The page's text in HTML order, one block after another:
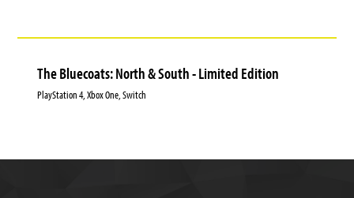
The Bluecoats: North & South - Limited Edition
PlayStation 4, Xbox One, Switch